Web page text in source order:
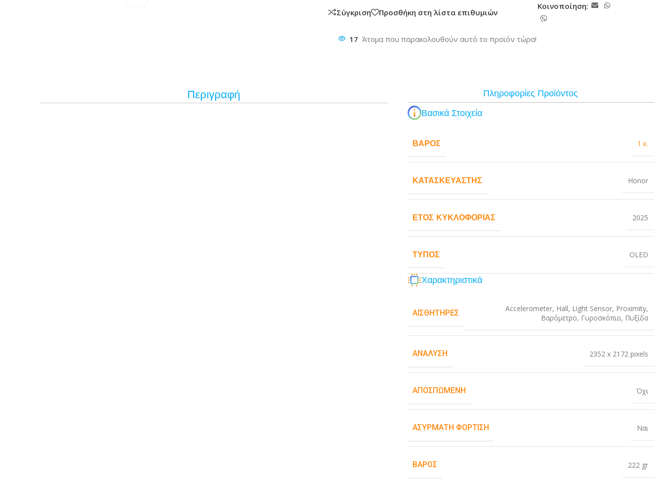
Σύγκριση
Προσθήκη στη λίστα επιθυμιών
Κοινοποίηση:
17 Άτομα που παρακολουθούν αυτό το προϊόν τώρα!
Περιγραφή
Πληροφορίες Προϊόντος
Βασικά Στοιχεία
ΒΆΡΟΣ 1 κ.
ΚΑΤΑΣΚΕΥΑΣΤΉΣ Honor
ΈΤΟΣ ΚΥΚΛΟΦΟΡΊΑΣ 2025
ΤΎΠΟΣ OLED
Χαρακτηριστικά
ΑΙΣΘΗΤΉΡΕΣ Accelerometer, Hall, Light Sensor, Proximity,
Βαρόμετρο, Γυροσκόπιο, Πυξίδα
ΑΝΆΛΥΣΗ 2352 x 2172 pixels
ΑΠΟΣΠΏΜΕΝΗ Όχι
ΑΣΎΡΜΑΤΗ ΦΌΡΤΙΣΗ Ναι
ΒΆΡΟΣ 222 gr